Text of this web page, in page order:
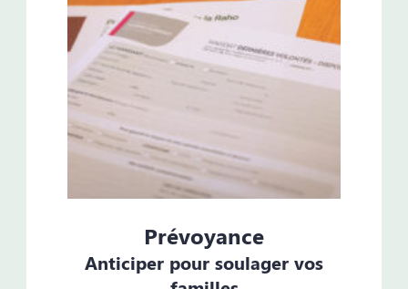
Prévoyance
Anticiper pour soulager vos